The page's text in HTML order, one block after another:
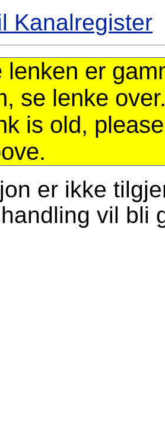
Kanalregister
lenken er
se lenke
is old,
er ikke
vil bli